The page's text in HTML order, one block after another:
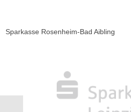
Sparkasse Rosenheim-Bad Aibling